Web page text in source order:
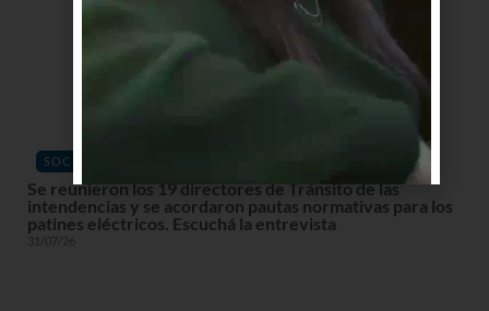
SOCIEDAD
Se reunieron los 19 directores de Tránsito de las
intendencias y se acordaron pautas normativas para los
patines eléctricos. Escuchá la entrevista
31/07/26